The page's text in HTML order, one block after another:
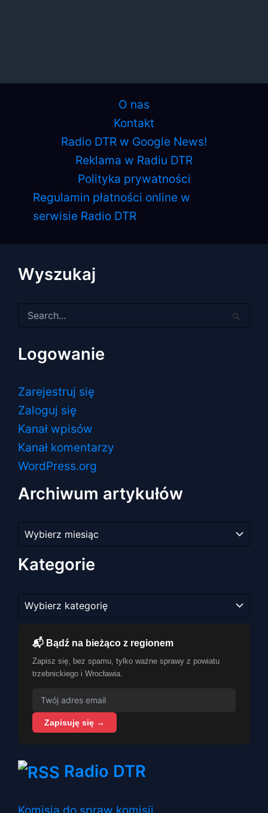
O nas
Kontakt
Radio DTR w Google News!
Reklama w Radiu DTR
Polityka prywatności
Regulamin płatności online w
serwisie Radio DTR
Wyszukaj
dla:
Logowanie
Zarejestruj się
Zaloguj się
Kanał wpisów
Kanał komentarzy
WordPress.org
Archiwum artykułów
artykułów
Kategorie
📬 Bądź na bieżąco z regionem
Zapisz się, bez spamu, tylko ważne sprawy z powiatu
trzebnickiego i Wrocławia.
Zapisuję się →
Radio DTR
Komisja do spraw komisji